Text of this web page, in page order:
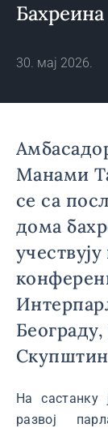
Бахреина
30. мај 2026.
Манами
се са
дома
На састанку
развој